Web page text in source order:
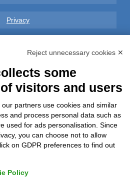
Privacy
Complaints
and Indemnities
Contacts
UNI EN ISO 9001:2015
Reject unnecessary cookies ✕
some
visitors and users
partners use cookies and similar
and process personal data such as
used for ads personalisation. Since
you can choose not to allow
on GDPR preferences to find out
Policy